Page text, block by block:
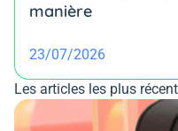
manière
23/07/2026
Les articles les plus